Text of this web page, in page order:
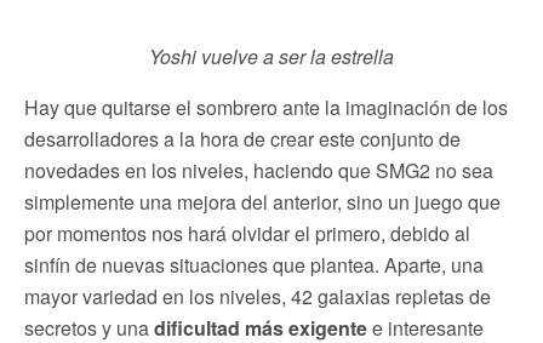
Yoshi vuelve a ser la estrella
Hay que quitarse el sombrero ante la imaginación de los
desarrolladores a la hora de crear este conjunto de
novedades en los niveles, haciendo que SMG2 no sea
simplemente una mejora del anterior, sino un juego que
por momentos nos hará olvidar el primero, debido al
sinfín de nuevas situaciones que plantea. Aparte, una
mayor variedad en los niveles, 42 galaxias repletas de
secretos y unadificultad más exigentee interesante